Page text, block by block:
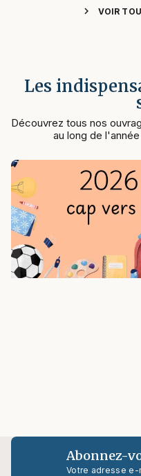
chevron_right VOIR
Les
Découvrez tous nos
au long de
Abonnez-
Votre adresse